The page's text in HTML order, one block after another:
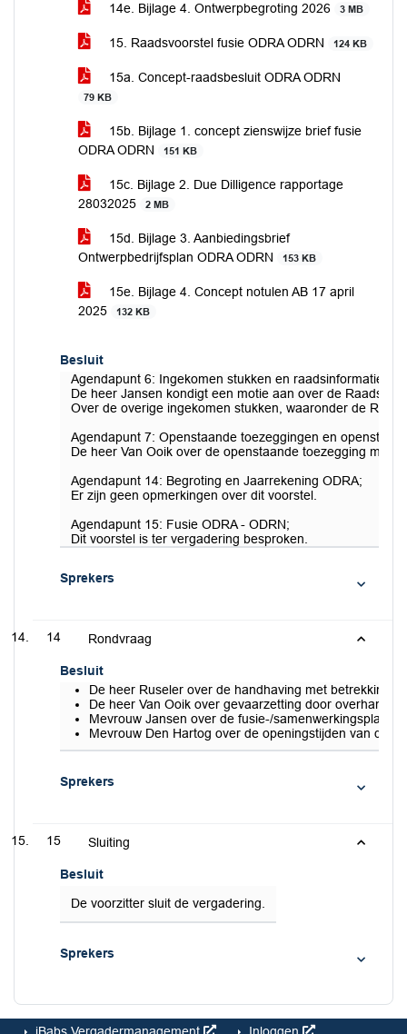
14e. Bijlage 4. Ontwerpbegroting 2026 3 MB
15. Raadsvoorstel fusie ODRA ODRN 124 KB
15a. Concept-raadsbesluit ODRA ODRN
79 KB
15b. Bijlage 1. concept zienswijze brief fusie
ODRA ODRN
151 KB
15c. Bijlage 2. Due Dilligence rapportage
28032025
2 MB
15d. Bijlage 3. Aanbiedingsbrief
Ontwerpbedrijfsplan ODRA ODRN
153 KB
15e. Bijlage 4. Concept notulen AB 17 april
2025
132 KB
Besluit
Agendapunt 6: Ingekomen stukken en
De heer Jansen kondigt een motie aan over de
Over de overige ingekomen stukken, waaronder de
Agendapunt 7: Openstaande toezeggingen en
De heer Van Ooik over de openstaande toezegging met
Agendapunt 14: Begroting en Jaarrekening ODRA;
Er zijn geen opmerkingen over dit voorstel.
Agendapunt 15: Fusie ODRA - ODRN;
Dit voorstel is ter vergadering besproken.
Sprekers
14 Rondvraag
Besluit
De heer Ruseler over de handhaving met betrekking
De heer Van Ooik over gevaarzetting door
Mevrouw Jansen over de fusie-/
Mevrouw Den Hartog over de openingstijden van de
Sprekers
15 Sluiting
Besluit
De voorzitter sluit de vergadering.
Sprekers